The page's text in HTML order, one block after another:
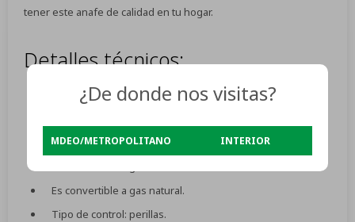
tener este anafe de calidad en tu hogar.
Detalles técnicos:
Tipos de alimentación: eléctrica.
Cantidad de hornallas: 4.
Es convertible a gas natural.
Tipo de control: perillas.
¿De donde nos visitas?
MDEO/METROPOLITANO INTERIOR